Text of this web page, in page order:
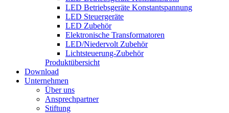
LED Betriebsgeräte Konstantspannung
LED Steuergeräte
LED Zubehör
Elektronische Transformatoren
LED/Niedervolt Zubehör
Lichtsteuerung-Zubehör
Produktübersicht
Download
Unternehmen
Über uns
Ansprechpartner
Stiftung